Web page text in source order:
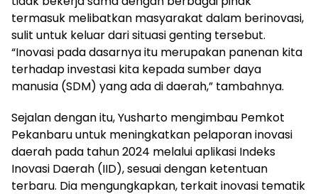
termasuk melibatkan masyarakat dalam berinovasi,
sulit untuk keluar dari situasi genting tersebut.
“Inovasi pada dasarnya itu merupakan panenan kita
terhadap investasi kita kepada sumber daya
manusia (SDM) yang ada di daerah,” tambahnya.
Sejalan dengan itu, Yusharto mengimbau Pemkot
Pekanbaru untuk meningkatkan pelaporan inovasi
daerah pada tahun 2024 melalui aplikasi Indeks
Inovasi Daerah (IID), sesuai dengan ketentuan
terbaru. Dia mengungkapkan, terkait inovasi tematik